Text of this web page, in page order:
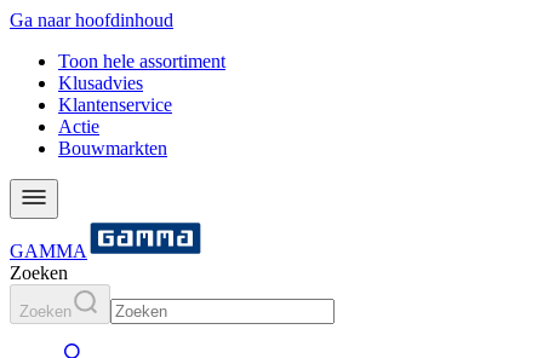
Ga naar hoofdinhoud
Toon hele assortiment
Klusadvies
Klantenservice
Actie
Bouwmarkten
GAMMA
Zoeken
Zoeken